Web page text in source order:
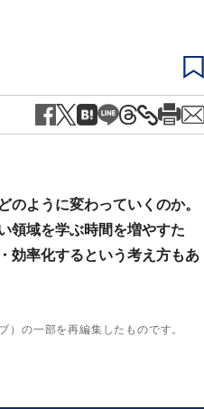
ように変わっていくのか。
領域を学ぶ時間を増やすた
効率化するという考え方もあ
）の一部を再編集したものです。